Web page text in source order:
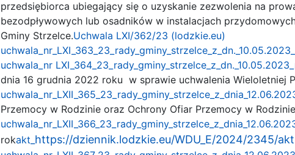
przedsiębiorca ubiegający się o uzyskanie zezwolenia na
bezodpływowych lub osadników w instalacjach
Gminy Strzelce.Uchwala LXI/362/23 (lodzkie.eu)
uchwala_nr
dnia 16 grudnia 2022 roku w sprawie uchwalenia Wieloletniej
Przemocy w Rodzinie oraz Ochrony Ofiar Przemocy w
rokakt_ https://dziennik.lodzkie.eu/WDU_E/2024/2345/